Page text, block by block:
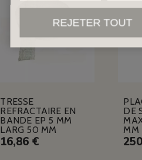
TRESSE
REFRACTAIRE EN
BANDE EP 5 MM
LARG 50 MM
16,86 €
DE
MM
REJETER TOUT